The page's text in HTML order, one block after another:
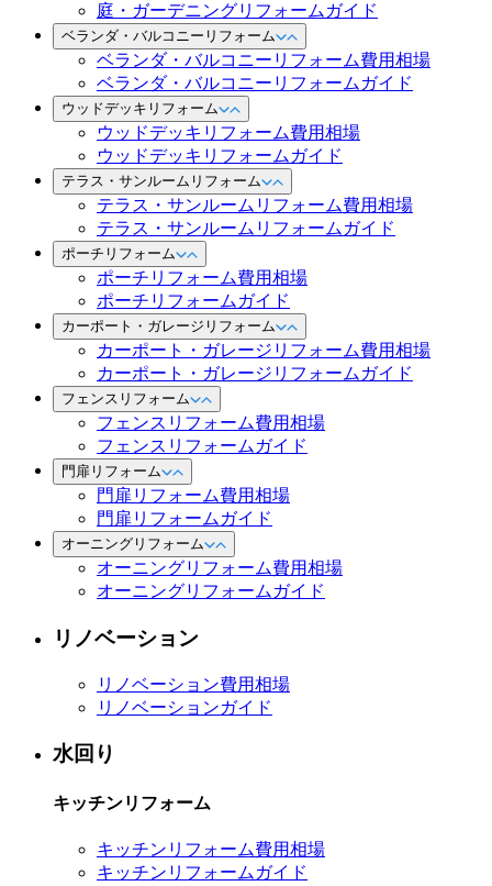
庭・ガーデニングリフォームガイド
ベランダ・バルコニーリフォーム
ベランダ・バルコニーリフォーム費用相場
ベランダ・バルコニーリフォームガイド
ウッドデッキリフォーム
ウッドデッキリフォーム費用相場
ウッドデッキリフォームガイド
テラス・サンルームリフォーム
テラス・サンルームリフォーム費用相場
テラス・サンルームリフォームガイド
ポーチリフォーム
ポーチリフォーム費用相場
ポーチリフォームガイド
カーポート・ガレージリフォーム
カーポート・ガレージリフォーム費用相場
カーポート・ガレージリフォームガイド
フェンスリフォーム
フェンスリフォーム費用相場
フェンスリフォームガイド
門扉リフォーム
門扉リフォーム費用相場
門扉リフォームガイド
オーニングリフォーム
オーニングリフォーム費用相場
オーニングリフォームガイド
リノベーション
リノベーション費用相場
リノベーションガイド
水回り
キッチンリフォーム
キッチンリフォーム費用相場
キッチンリフォームガイド